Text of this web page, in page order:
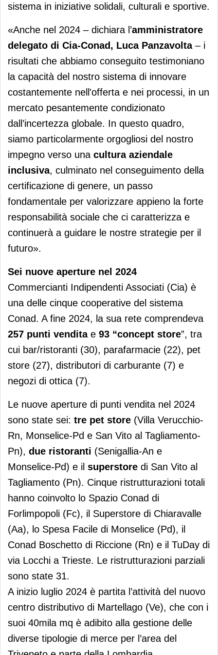
sistema in iniziative solidali, culturali e sportive.
«Anche nel 2024 – dichiara l’amministratore
delegato di Cia-Conad, LucaPanzavolta– i
risultati che abbiamo conseguito testimoniano
la capacità del nostro sistema di innovare
costantemente nell'offerta e nei processi, in un
mercato pesantemente condizionato
dall’incertezza globale. In questo quadro,
siamo particolarmente orgogliosi del nostro
impegno verso una cultura aziendale
inclusiva, culminato nel conseguimento della
certificazione di genere, un passo
fondamentale per valorizzare appieno la forte
responsabilità sociale che ci caratterizza e
continuerà a guidare le nostre strategie per il
futuro».
Sei nuove aperture nel 2024
Commercianti Indipendenti Associati (Cia) è
una delle cinque cooperative del sistema
Conad. A fine 2024, la sua rete comprendeva
257 punti venditae 93 “concept store”, tra
cui bar/ristoranti (30), parafarmacie (22), pet
store (27), distributori di carburante (7) e
negozi di ottica (7).
Le nuove aperture di punti vendita nel 2024
sono state sei: tre pet store (Villa Verucchio-
Rn, Monselice-Pd e San Vito al Tagliamento-
Pn), due ristoranti (Senigallia-An e
Monselice-Pd) e il superstore di San Vito al
Tagliamento (Pn). Cinque ristrutturazioni totali
hanno coinvolto lo Spazio Conad di
Forlimpopoli (Fc), il Superstore di Chiaravalle
(Aa), lo Spesa Facile di Monselice (Pd), il
Conad Boschetto di Riccione (Rn) e il TuDay di
via Locchi a Trieste. Le ristrutturazioni parziali
sono state 31.
A inizio luglio 2024 è partita l’attività del nuovo
centro distributivo di Martellago (Ve), che con i
suoi 40mila mq è adibito alla gestione delle
diverse tipologie di merce per l’area del